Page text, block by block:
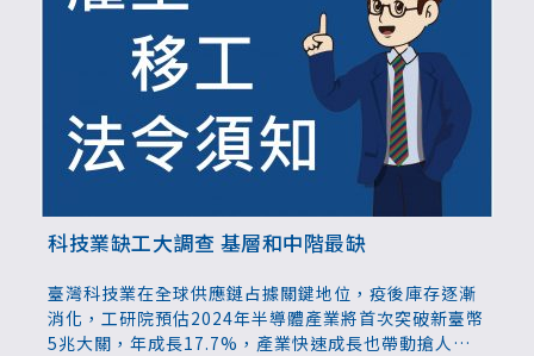
科技業缺工大調查 基層和中階最缺
臺灣科技業在全球供應鏈占據關鍵地位，疫後庫存逐漸
消化，工研院預估2024年半導體產業將首次突破新臺幣
5兆大關，年成長17.7%，產業快速成長也帶動搶人大